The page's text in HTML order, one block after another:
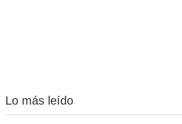
Lo más leído